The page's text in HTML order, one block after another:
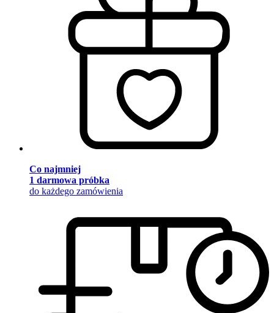
Co najmniej
1 darmowa próbka
do każdego zamówienia